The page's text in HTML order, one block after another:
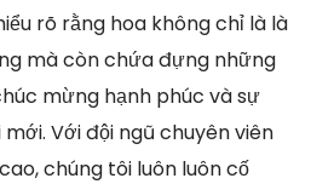
rõ rằng hoa không chỉ là là
mà còn chứa đựng những
mừng hạnh phúc và sự
Với đội ngũ chuyên viên
chúng tôi luôn luôn cố